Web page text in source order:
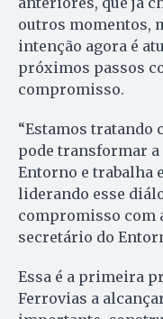
outros momentos,
intenção agora é
próximos passos
compromisso.
“Estamos tratando
pode transformar
Entorno e trabalha
liderando esse
compromisso com
secretário do
Essa é a primeira
Ferrovias a